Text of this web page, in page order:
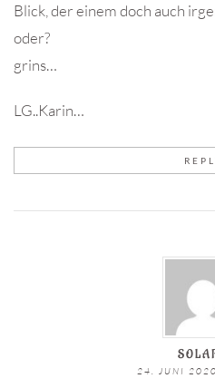
Blick, der einem doch auch
oder?
grins…
LG..Karin…
24. JUNI